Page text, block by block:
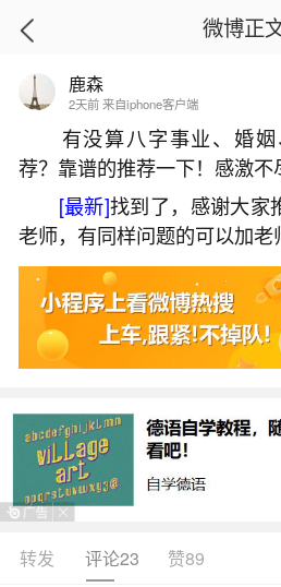
首页
冬至来源和
2026-07-08
生活中像冬至来源和习
微博正
鹿森
2天前 来自iphone客户端
有没算八字事业、婚姻
荐？靠谱的推荐一下！感激不
[最新]找到了，感谢大家
老师，有同样问题的可以加
转发 评论23 赞89